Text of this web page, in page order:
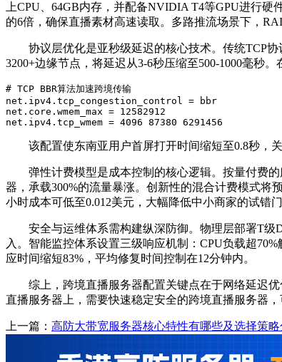
上CPU、 64GB内存，并配备NVIDIA T4等GPU进行硬
的6倍，确保直播素材高速读取。多路推流场景下，
协议层优化是亚秒级延迟的核心技术。传统TCP协
3200+边缘节点，将延迟从3-6秒压缩至500-1000毫秒。
# TCP BBR算法加速跨境传输
net.ipv4.tcp_congestion_control = bbr
net.core.wmem_max = 12582912
net.ipv4.tcp_wmem = 4096 87380 6291456
该配置使东南亚用户首屏打开时间缩短至0.8秒，
弹性计费模型是成本控制的核心逻辑。按量付费
器，承载300%的流量暴涨。创新性的混合计费模式将
小时成本可低至0.012美元，大幅降低中小商家的试错门
安全与运维体系需构建纵深防御。物理层部署T级
入。智能监控体系设置三级响应机制： CPU负载超70%
应时间缩短83% ，平均修复时间控制在12分钟内。
综上，跨境直播服务器配置关键点在于网络延迟
直播服务器上，需要快速稳定安全的跨境直播服务器
上一篇： 高防大带宽服务器核心特性有哪些及选择策